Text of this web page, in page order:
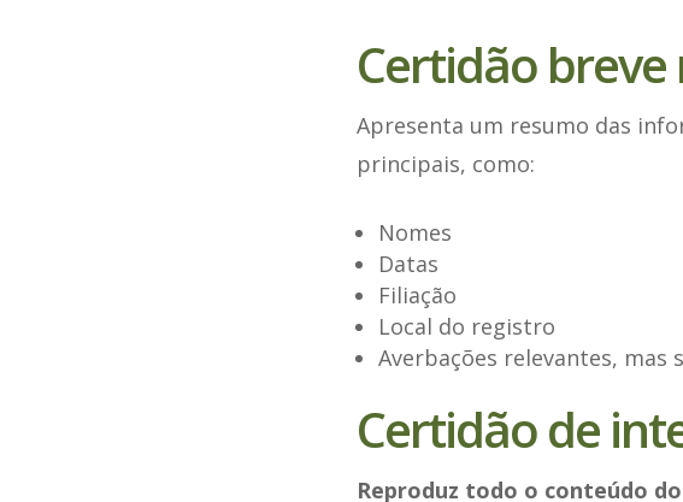
Certidão
Apresenta um resumo das
principais, como:
Nomes
Datas
Filiação
Local do registro
Averbações relevantes,
Certidão de
Reproduz todo o conteúdo